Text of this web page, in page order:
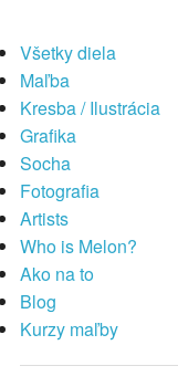
Všetky diela
Maľba
Kresba / Ilustrácia
Grafika
Socha
Fotografia
Artists
Who is Melon?
Ako na to
Blog
Kurzy maľby